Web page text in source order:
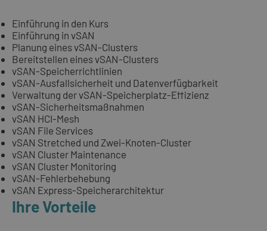
Einführung in den Kurs
Einführung in vSAN
Planung eines vSAN-Clusters
Bereitstellen eines vSAN-Clusters
vSAN-Speicherrichtlinien
vSAN-Ausfallsicherheit und Datenverfügbarkeit
Verwaltung der vSAN-Speicherplatz-Effizienz
vSAN-Sicherheitsmaßnahmen
vSAN HCI-Mesh
vSAN File Services
vSAN Stretched und Zwei-Knoten-Cluster
vSAN Cluster Maintenance
vSAN Cluster Monitoring
vSAN-Fehlerbehebung
vSAN Express-Speicherarchitektur
Ihre Vorteile